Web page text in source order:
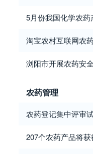
5月份我国化学农
淘宝农村互联网农
浏阳市开展农药安
农药管理
农药登记集中评审
207个农药产品将